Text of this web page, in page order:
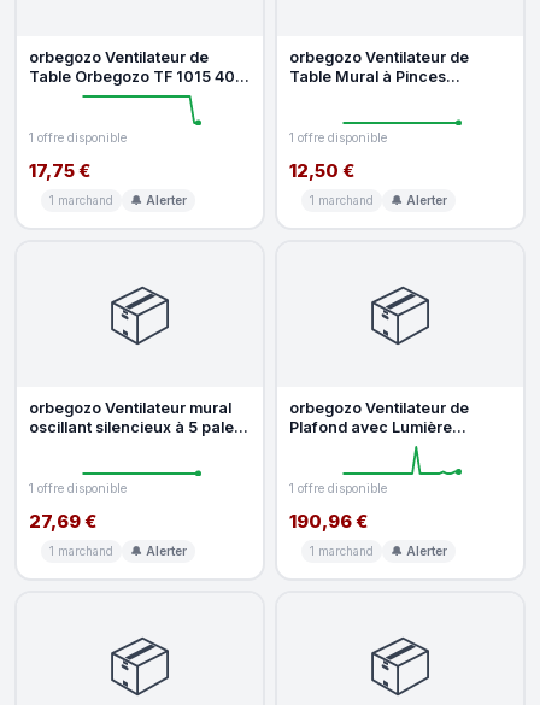
orbegozo Ventilateur de
Table Orbegozo TF 1015 40W
15cm 3 Vitesses Oscillation S
1 offre disponible
17,75 €
1 marchand 🔔 Alerter
orbegozo Ventilateur de
Table Mural à Pinces
1 offre disponible
12,50 €
1 marchand 🔔 Alerter
📦
orbegozo Ventilateur mural
oscillant silencieux à 5 pales
1 offre disponible
27,69 €
1 marchand 🔔 Alerter
📦
orbegozo Ventilateur de
Plafond avec Lumière
Orbegozo CP 145182 35W
1 offre disponible
190,96 €
1 marchand 🔔 Alerter
📦 📦